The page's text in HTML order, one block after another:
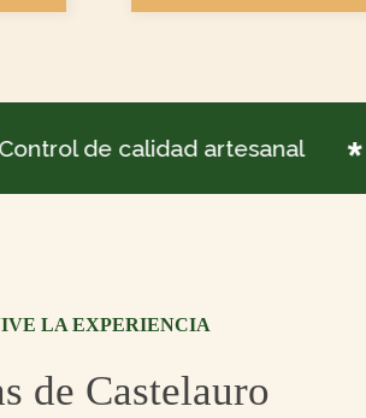
de calidad artesanal
LA EXPERIENCIA
de Castelauro